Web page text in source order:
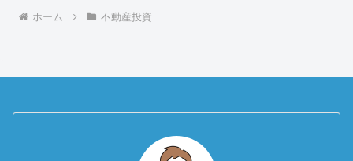
ホーム 不動産投資